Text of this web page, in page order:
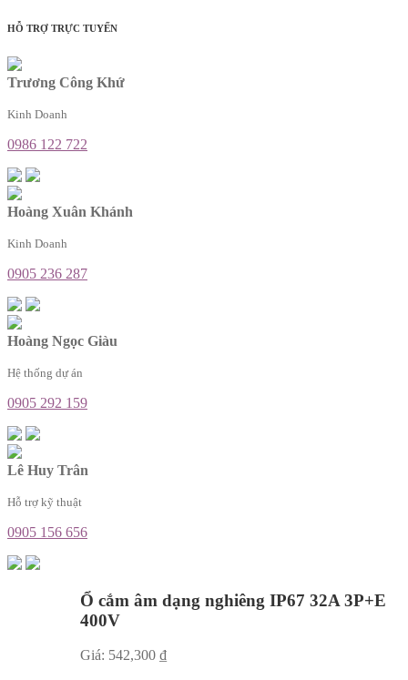
HỖ TRỢ TRỰC TUYẾN
Trương Công Khứ
Kinh Doanh
0986 122 722
Hoàng Xuân Khánh
Kinh Doanh
0905 236 287
Hoàng Ngọc Giàu
Hệ thống dự án
0905 292 159
Lê Huy Trân
Hỗ trợ kỹ thuật
0905 156 656
Ổ cắm âm dạng nghiêng IP67 32A 3P+E
400V
Giá: 542,300 ₫